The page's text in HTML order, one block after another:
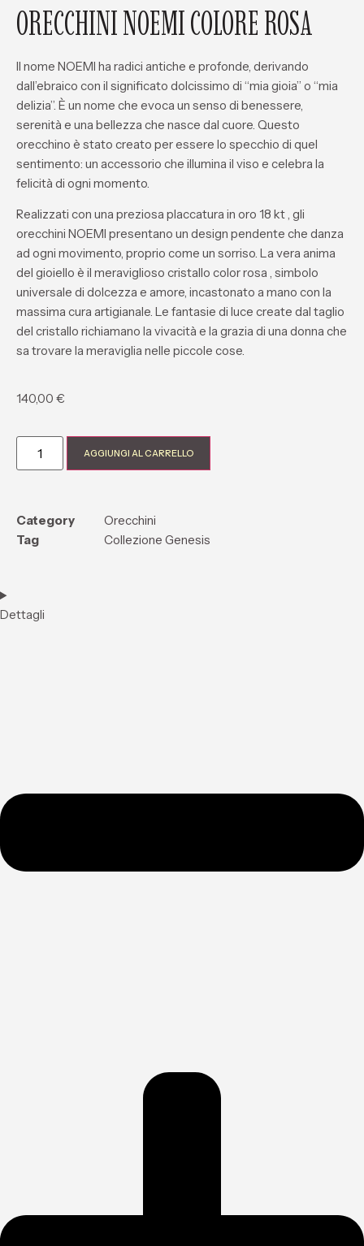
ORECCHINI NOEMI COLORE ROSA
Il nome NOEMI ha radici antiche e profonde, derivando
dall’ebraico con il significato dolcissimo di “mia gioia” o “mia
delizia”. È un nome che evoca un senso di benessere,
serenità e una bellezza che nasce dal cuore. Questo
orecchino è stato creato per essere lo specchio di quel
sentimento: un accessorio che illumina il viso e celebra la
felicità di ogni momento.
Realizzati con una preziosa placcatura in oro 18 kt, gli
orecchini NOEMI presentano un design pendente che danza
ad ogni movimento, proprio come un sorriso. La vera anima
del gioiello è il meraviglioso cristallo color rosa , simbolo
universale di dolcezza e amore, incastonato a mano con la
massima cura artigianale. Le fantasie di luce create dal taglio
del cristallo richiamano la vivacità e la grazia di una donna che
sa trovare la meraviglia nelle piccole cose.
140,00 €
AGGIUNGI AL CARRELLO
Category
Orecchini
Tag
Collezione Genesis
Dettagli